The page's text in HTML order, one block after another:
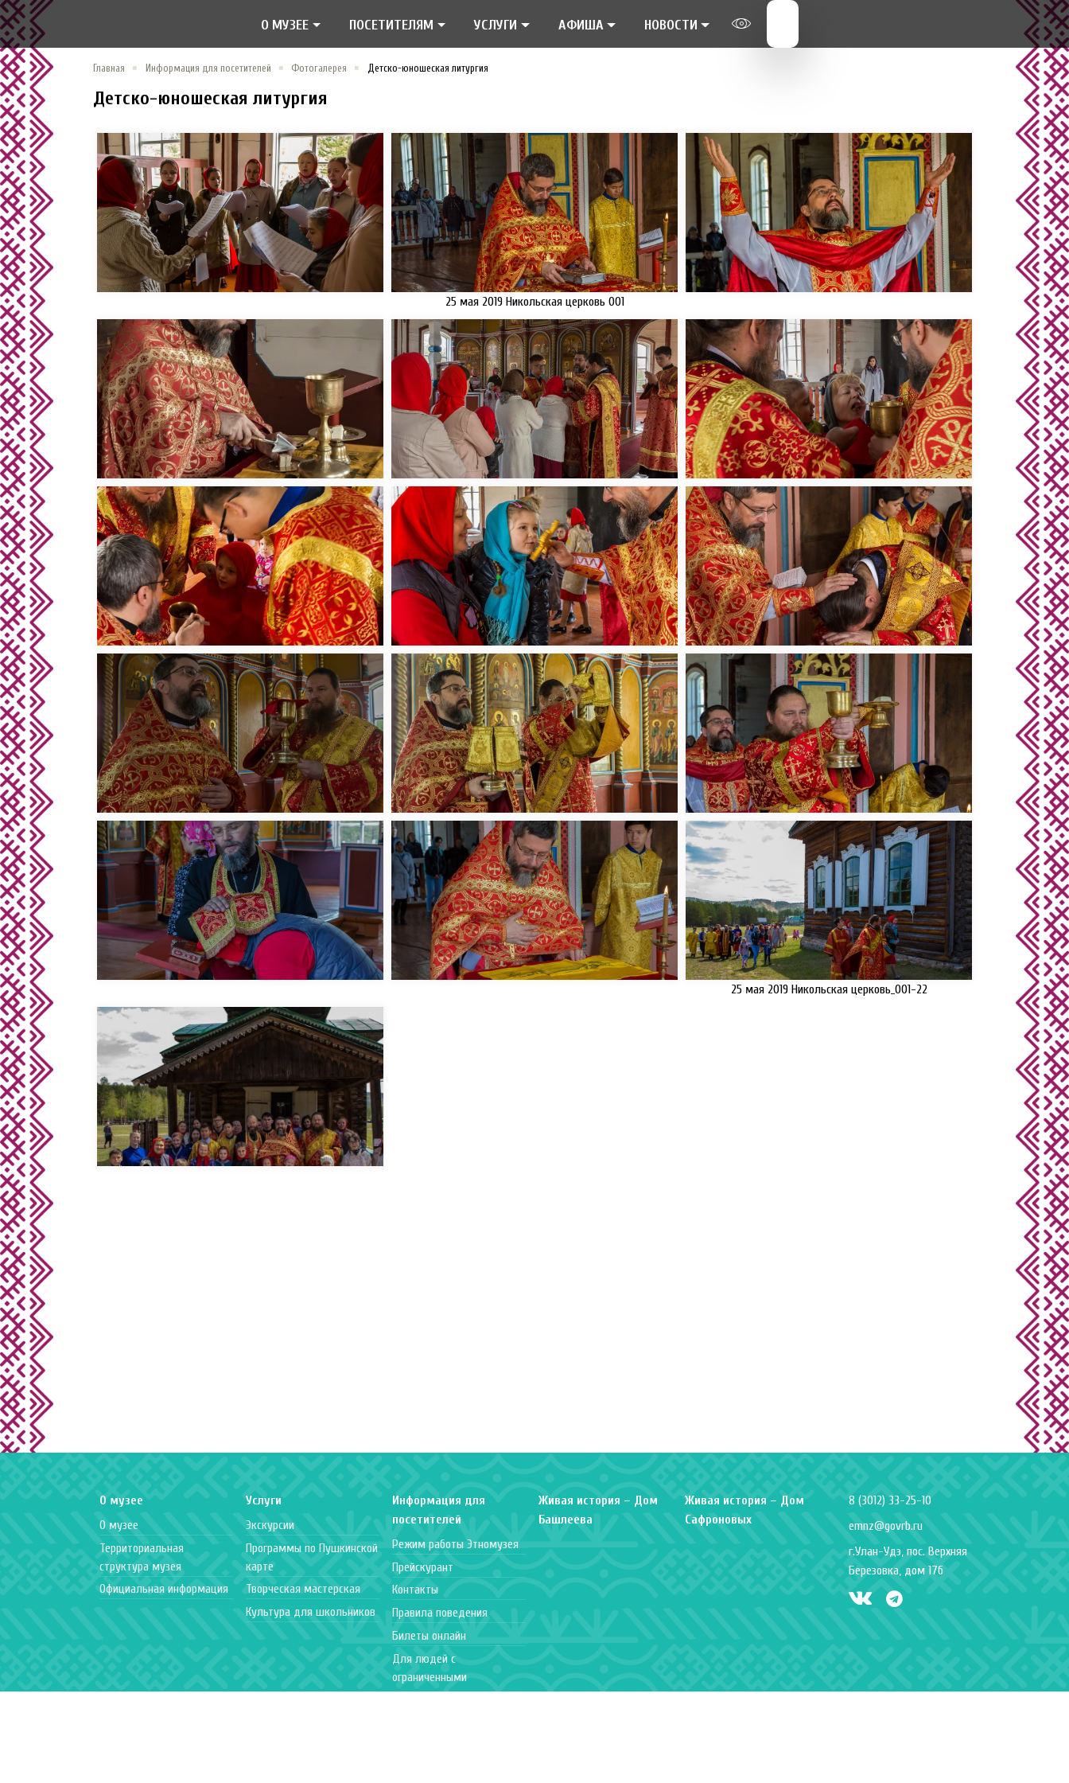
О МУЗЕЕ ПОСЕТИТЕЛЯМ УСЛУГИ АФИША НОВОСТИ
Главная Информация для посетителей Фотогалерея Детско-юношеская литургия
Детско-юношеская литургия
25 мая 2019 Никольская церковь 001
25 мая 2019 Никольская церковь_001-22
О музее
О музее
Территориальная
структура музея
Официальная информация
Услуги
Экскурсии
Программы по Пушкинской
карте
Творческая мастерская
Культура для школьников
Информация для
посетителей
Режим работы Этномузея
Прейскурант
Контакты
Правила поведения
Билеты онлайн
Для людей с
ограниченными
возможностями
Живая история – Дом
Башлеева
Живая история – Дом
Сафроновых
8 (3012) 33-25-10
emnz@govrb.ru
г.Улан-Удэ, пос. Верхняя
Березовка, дом 17б